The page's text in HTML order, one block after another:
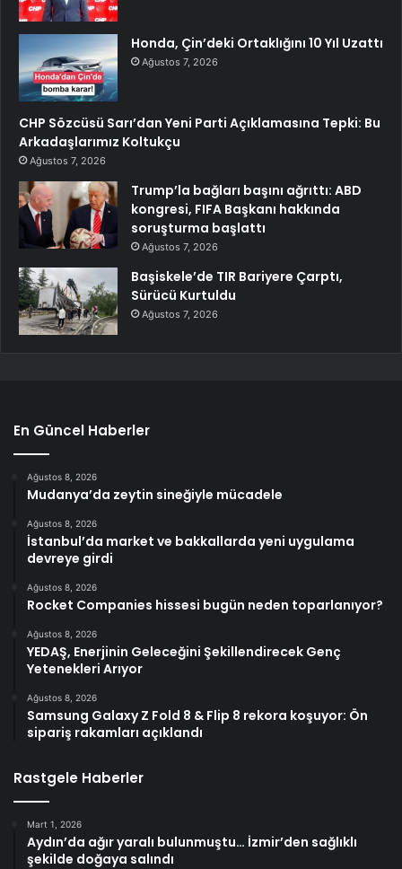
Honda, Çin’deki Ortaklığını 10 Yıl Uzattı
Ağustos 7, 2026
CHP Sözcüsü Sarı’dan Yeni Parti Açıklamasına Tepki: Bu
Arkadaşlarımız Koltukçu
Ağustos 7, 2026
Trump’la bağları başını ağrıttı: ABD
kongresi, FIFA Başkanı hakkında
soruşturma başlattı
Ağustos 7, 2026
Başiskele’de TIR Bariyere Çarptı,
Sürücü Kurtuldu
Ağustos 7, 2026
En Güncel Haberler
Ağustos 8, 2026
Mudanya’da zeytin sineğiyle mücadele
Ağustos 8, 2026
İstanbul’da market ve bakkallarda yeni uygulama
devreye girdi
Ağustos 8, 2026
Rocket Companies hissesi bugün neden toparlanıyor?
Ağustos 8, 2026
YEDAŞ, Enerjinin Geleceğini Şekillendirecek Genç
Yetenekleri Arıyor
Ağustos 8, 2026
Samsung Galaxy Z Fold 8 & Flip 8 rekora koşuyor: Ön
sipariş rakamları açıklandı
Rastgele Haberler
Mart 1, 2026
Aydın’da ağır yaralı bulunmuştu… İzmir’den sağlıklı
şekilde doğaya salındı